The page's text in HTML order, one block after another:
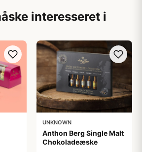
interesseret i
UNKNOWN
Anthon Berg Single Malt
Chokoladeæske